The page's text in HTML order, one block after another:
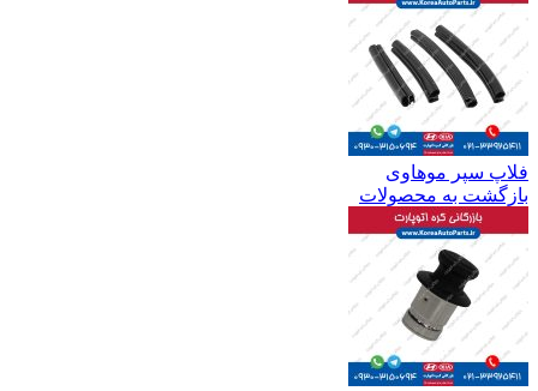
فلاپ سپر موهاوی
بازگشت به محصولات